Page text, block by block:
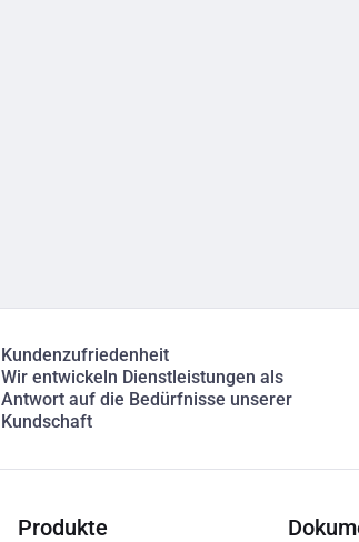
Kundenzufriedenheit
Wir entwickeln Dienstleistungen als
Antwort auf die Bedürfnisse unserer
Kundschaft
Produkte